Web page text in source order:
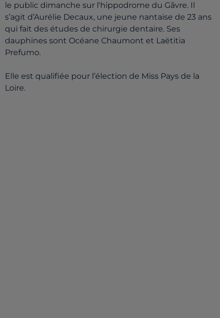
le public dimanche sur l'hippodrome du Gâvre. Il
s’agit d’Aurélie Decaux, une jeune nantaise de 23 ans
qui fait des études de chirurgie dentaire. Ses
dauphines sont Océane Chaumont et Laëtitia
Prefumo.
Elle est qualifiée pour l’élection de Miss Pays de la
Loire.